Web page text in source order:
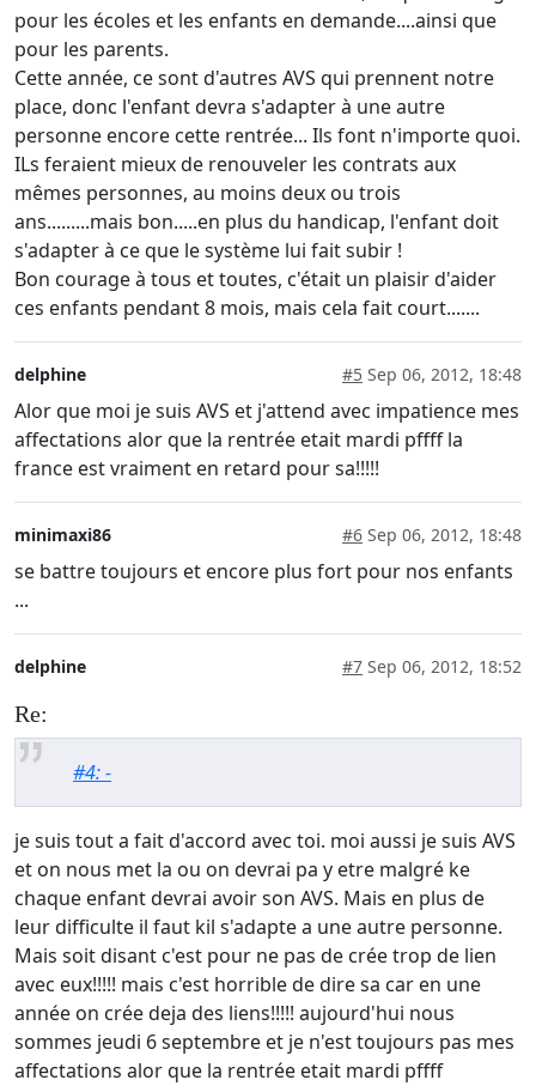
pour les écoles et les enfants en demande....ainsi que
pour les parents.
Cette année, ce sont d'autres AVS qui prennent notre
place, donc l'enfant devra s'adapter à une autre
personne encore cette rentrée... Ils font n'importe quoi.
ILs feraient mieux de renouveler les contrats aux
mêmes personnes, au moins deux ou trois
ans.........mais bon.....en plus du handicap, l'enfant doit
s'adapter à ce que le système lui fait subir !
Bon courage à tous et toutes, c'était un plaisir d'aider
ces enfants pendant 8 mois, mais cela fait court.......
delphine #5 Sep 06, 2012, 18:48
Alor que moi je suis AVS et j'attend avec impatience mes
affectations alor que la rentrée etait mardi pffff la
france est vraiment en retard pour sa!!!!!
minimaxi86 #6 Sep 06, 2012, 18:48
se battre toujours et encore plus fort pour nos enfants
...
delphine #7 Sep 06, 2012, 18:52
Re:
#4: -
je suis tout a fait d'accord avec toi. moi aussi je suis AVS
et on nous met la ou on devrai pa y etre malgré ke
chaque enfant devrai avoir son AVS. Mais en plus de
leur difficulte il faut kil s'adapte a une autre personne.
Mais soit disant c'est pour ne pas de crée trop de lien
avec eux!!!!! mais c'est horrible de dire sa car en une
année on crée deja des liens!!!!! aujourd'hui nous
sommes jeudi 6 septembre et je n'est toujours pas mes
affectations alor que la rentrée etait mardi pffff